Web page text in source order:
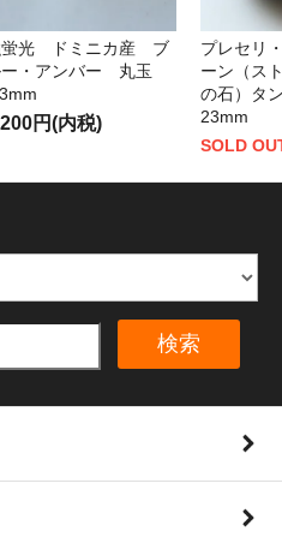
蛍光 ドミニカ産 ブ
ー・アンバー 丸玉
円(内税)
プレセリ
ーン（ス
の石）タ
23mm
SOLD
検索